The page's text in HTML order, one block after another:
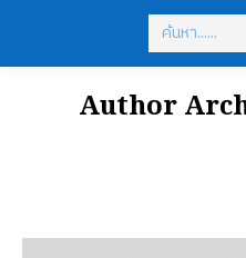
Search:
Author